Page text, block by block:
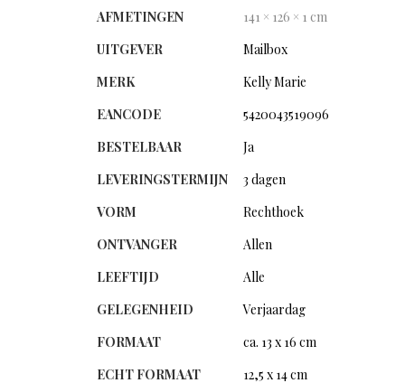
AFMETINGEN
141 × 126 × 1 cm
UITGEVER
Mailbox
MERK
Kelly Marie
EANCODE
5420043519096
BESTELBAAR
Ja
LEVERINGSTERMIJN
3 dagen
VORM
Rechthoek
ONTVANGER
Allen
LEEFTIJD
Alle
GELEGENHEID
Verjaardag
FORMAAT
ca. 13 x 16 cm
ECHT FORMAAT
12,5 x 14 cm